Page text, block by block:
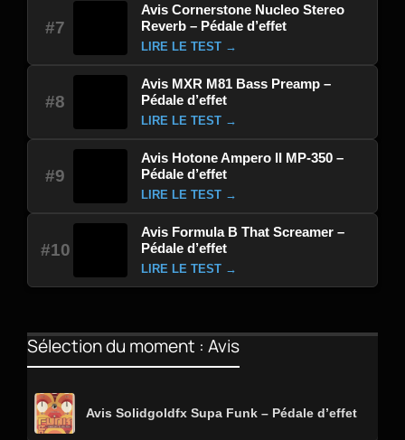
#7
Avis Cornerstone Nucleo Stereo
Reverb – Pédale d’effet
LIRE LE TEST →
#8
Avis MXR M81 Bass Preamp –
Pédale d’effet
LIRE LE TEST →
#9
Avis Hotone Ampero II MP-350 –
Pédale d’effet
LIRE LE TEST →
#10
Avis Formula B That Screamer –
Pédale d’effet
LIRE LE TEST →
Sélection du moment : Avis
Avis Solidgoldfx Supa Funk – Pédale d’effet